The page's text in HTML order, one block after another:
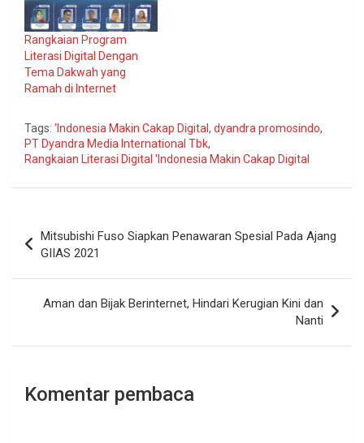
Rangkaian Program
Literasi Digital Dengan
Tema Dakwah yang
Ramah di Internet
Tags: ‘Indonesia Makin Cakap Digital, dyandra promosindo,
PT Dyandra Media International Tbk,
Rangkaian Literasi Digital 'Indonesia Makin Cakap Digital
pos
Mitsubishi Fuso Siapkan Penawaran Spesial Pada Ajang
GIIAS 2021
Aman dan Bijak Berinternet, Hindari Kerugian Kini dan
Nanti
Komentar pembaca